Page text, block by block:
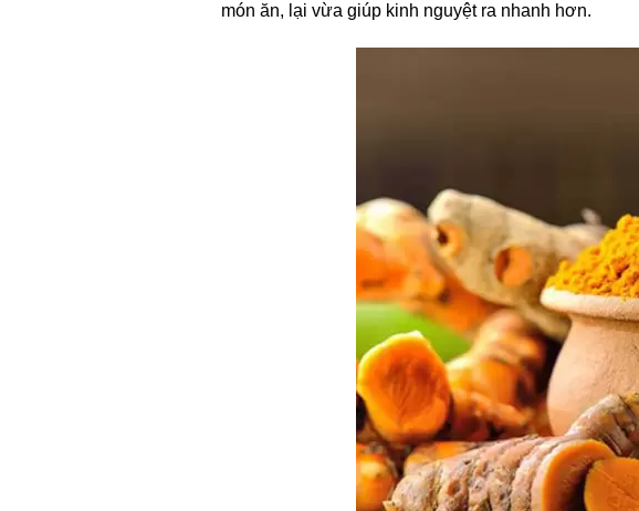
món ăn, lại vừa giúp kinh nguyệt ra nhanh hơn.